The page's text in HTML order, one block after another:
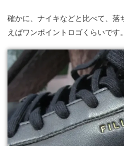
確かに、ナイキなどと比べて、落
えばワンポイントロゴくらいです。